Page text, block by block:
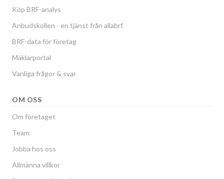
Köp BRF-analys
Anbudskollen - en tjänst från allabrf
BRF-data för företag
Mäklarportal
Vanliga frågor & svar
OM OSS
Om företaget
Team
Jobba hos oss
Allmänna villkor